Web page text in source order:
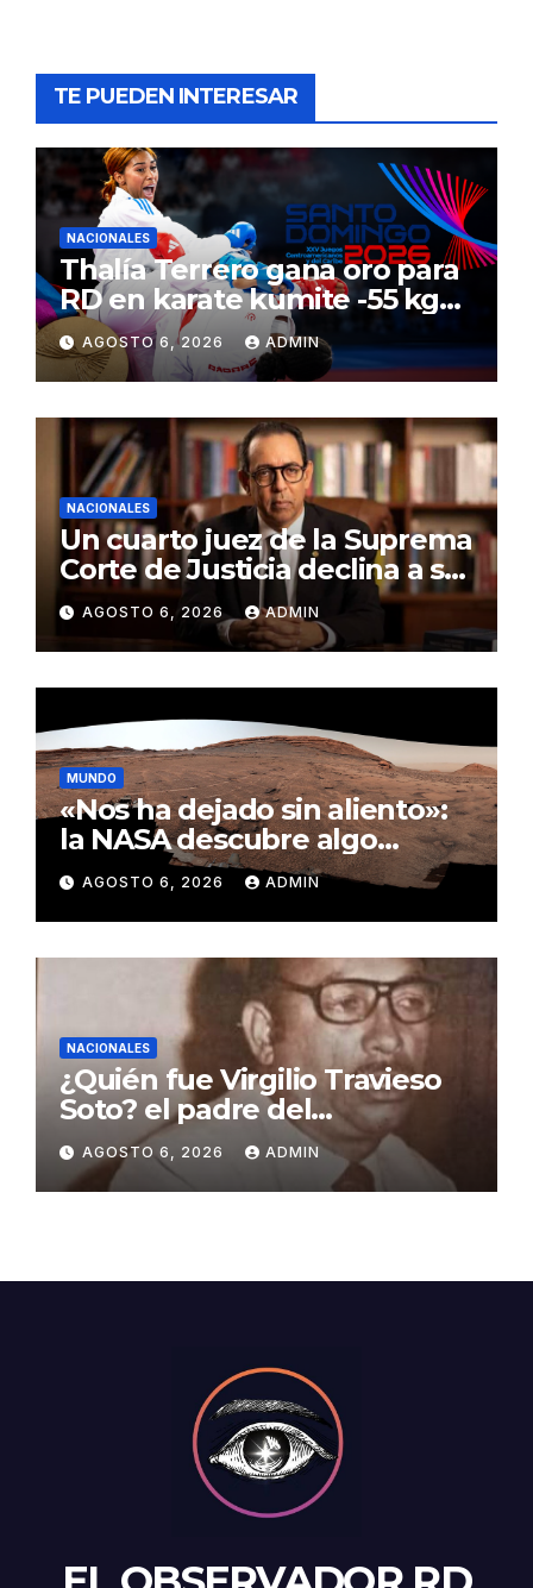
TE PUEDEN INTERESAR
NACIONALES
Thalía Terrero gana oro para
RD en karate kumite -55 kg
en Santo Domingo 2026
AGOSTO 6, 2026 ADMIN
NACIONALES
Un cuarto juez de la Suprema
Corte de Justicia declina a ser
evaluado por el CNM
AGOSTO 6, 2026 ADMIN
MUNDO
«Nos ha dejado sin aliento»:
la NASA descubre algo
insólito en Marte
AGOSTO 6, 2026 ADMIN
NACIONALES
¿Quién fue Virgilio Travieso
Soto? el padre del
baloncesto dominicano
AGOSTO 6, 2026 ADMIN